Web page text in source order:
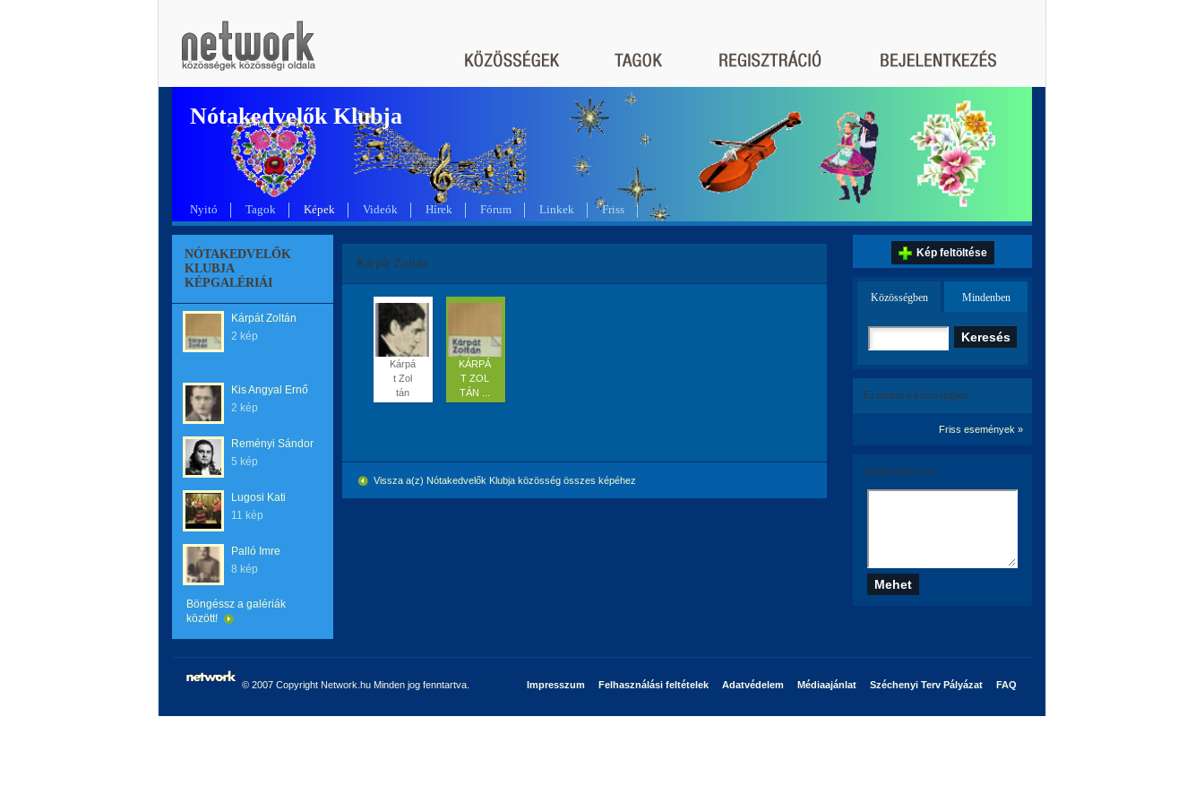
Nótakedvelők Klubja
Nyitó Tagok Képek Videók Hírek Fórum Linkek Friss
NÓTAKEDVELŐK
KLUBJA
KÉPGALÉRIÁI
Kárpát Zoltán
2 kép
Kis Angyal Ernő
2 kép
Reményi Sándor
5 kép
Lugosi Kati
11 kép
Palló Imre
8 kép
Böngéssz a galériák
között!
Kárpát Zoltán
Kárpá
t Zol
tán
KÁRPÁ
T ZOL
TÁN ...
Vissza a(z) Nótakedvelők Klubja közösség összes képéhez
Kép feltöltése
Közösségben Mindenben
Ez történt a közösségben:
Friss események »
Szólj hozzá te is!
© 2007 Copyright Network.hu Minden jog fenntartva. Impresszum Felhasználási feltételek Adatvédelem Médiaajánlat Széchenyi Terv Pályázat FAQ